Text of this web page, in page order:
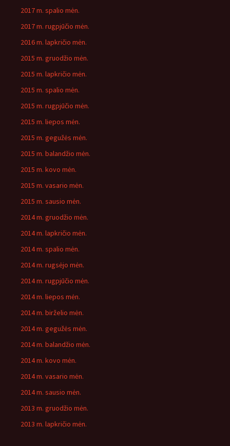
2017 m. spalio mėn.
2017 m. rugpjūčio mėn.
2016 m. lapkričio mėn.
2015 m. gruodžio mėn.
2015 m. lapkričio mėn.
2015 m. spalio mėn.
2015 m. rugpjūčio mėn.
2015 m. liepos mėn.
2015 m. gegužės mėn.
2015 m. balandžio mėn.
2015 m. kovo mėn.
2015 m. vasario mėn.
2015 m. sausio mėn.
2014 m. gruodžio mėn.
2014 m. lapkričio mėn.
2014 m. spalio mėn.
2014 m. rugsėjo mėn.
2014 m. rugpjūčio mėn.
2014 m. liepos mėn.
2014 m. birželio mėn.
2014 m. gegužės mėn.
2014 m. balandžio mėn.
2014 m. kovo mėn.
2014 m. vasario mėn.
2014 m. sausio mėn.
2013 m. gruodžio mėn.
2013 m. lapkričio mėn.